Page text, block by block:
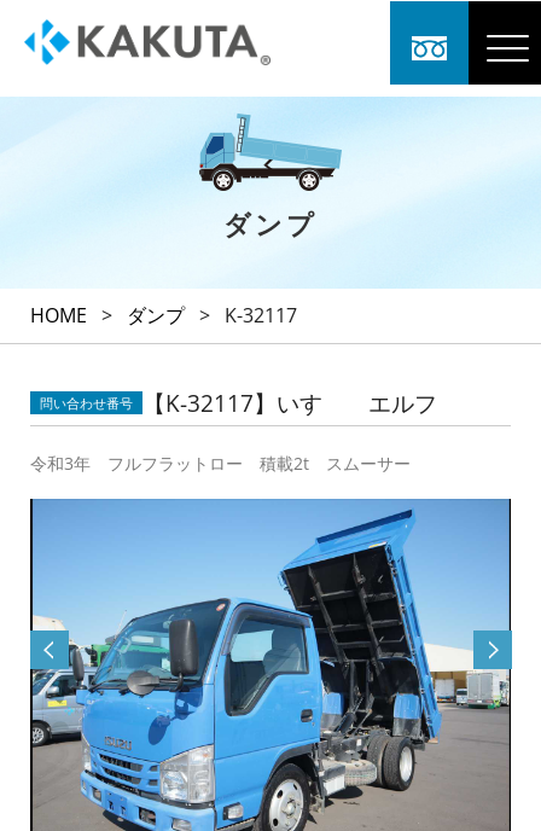
ダンプ
HOME > ダンプ > K-32117
問い合わせ番号 【K-32117】いすゞ エルフ
令和3年 フルフラットロー 積載2t スムーサー